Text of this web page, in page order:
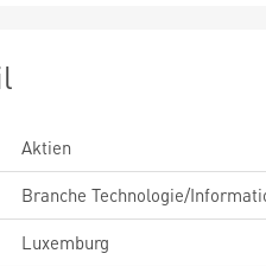
Aktien
Branche Technologie/
Luxemburg